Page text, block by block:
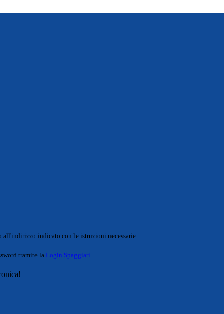
all'indirizzo indicato con le istruzioni necessarie.
tramite la Login Spaggiari